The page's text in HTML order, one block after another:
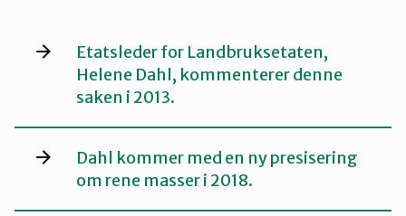
Etatsleder for Landbruksetaten,
Helene Dahl, kommenterer denne
saken i 2013.
Dahl kommer med en ny presisering
om rene masser i 2018.